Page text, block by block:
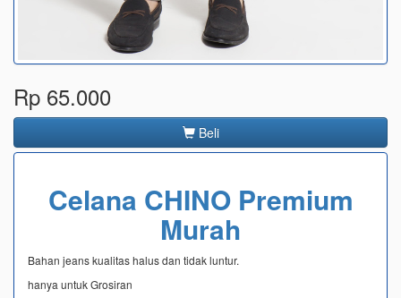
Rp 65.000
Beli
Celana CHINO Premium
Murah
Bahan jeans kualitas halus dan tidak luntur.
hanya untuk Grosiran